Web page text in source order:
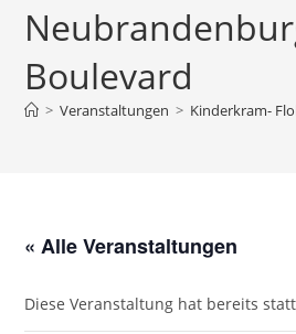
Boulevard
> Veranstaltungen > Kinderkram-
« Alle Veranstaltungen
Diese Veranstaltung hat bereits